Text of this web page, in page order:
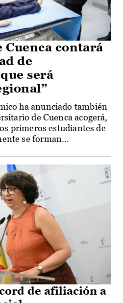
Cuenca contará
de
será
ha anunciado también
de Cuenca acogerá,
primeros estudiantes de
se forman...
de afiliación a